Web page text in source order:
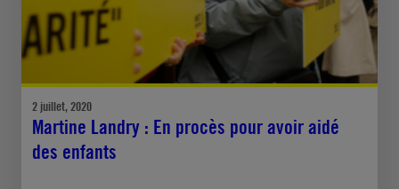
2 juillet, 2020
Martine Landry : En procès pour avoir aidé
des enfants